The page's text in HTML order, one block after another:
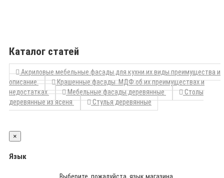
Каталог статей
Акриловые мебельные фасады для кухни их виды преимущества и
описание
Крашенные фасады МДФ об их преимуществах и
недостатках
Мебельные фасады деревянные
Столы
деревянные из ясеня
Стулья деревянные
×
Язык